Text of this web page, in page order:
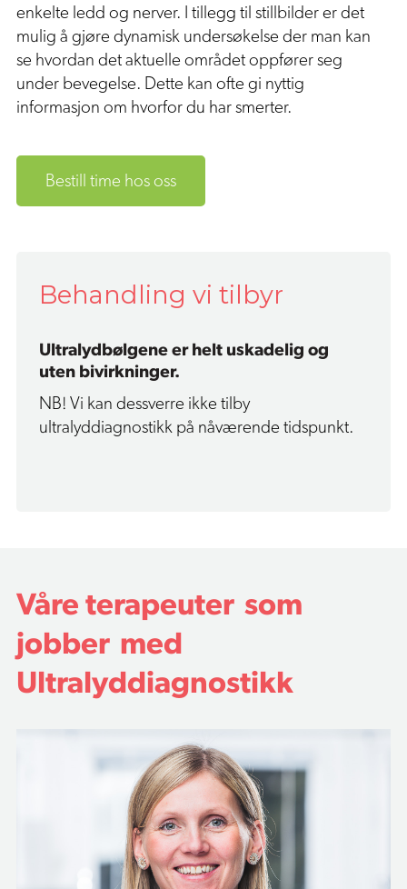
enkelte ledd og nerver. I tillegg til stillbilder er det
mulig å gjøre dynamisk undersøkelse der man kan
se hvordan det aktuelle området oppfører seg
under bevegelse. Dette kan ofte gi nyttig
informasjon om hvorfor du har smerter.
Bestill time hos oss
Behandling vi tilbyr
Ultralydbølgene er helt uskadelig og
uten bivirkninger.
NB! Vi kan dessverre ikke tilby
ultralyddiagnostikk på nåværende tidspunkt.
Våre terapeuter som
jobber med
Ultralyddiagnostikk